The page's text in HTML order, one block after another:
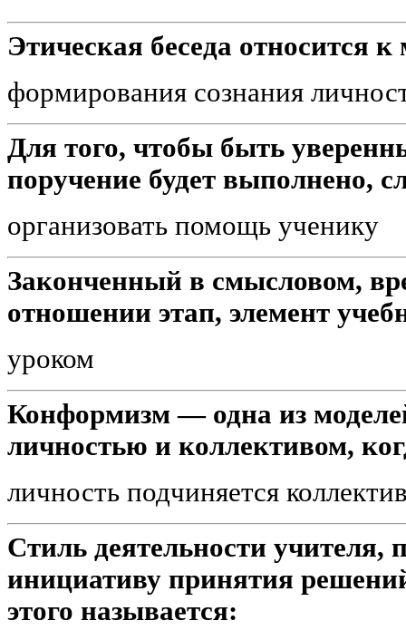
Этическая беседа относится
формирования сознания
Для того, чтобы быть
поручение будет выполнено,
организовать помощь ученику
Законченный в смысловом,
отношении этап, элемент
уроком
Конформизм — одна из
личностью и коллективом,
личность подчиняется
Стиль деятельности учителя,
инициативу принятия
этого называется: